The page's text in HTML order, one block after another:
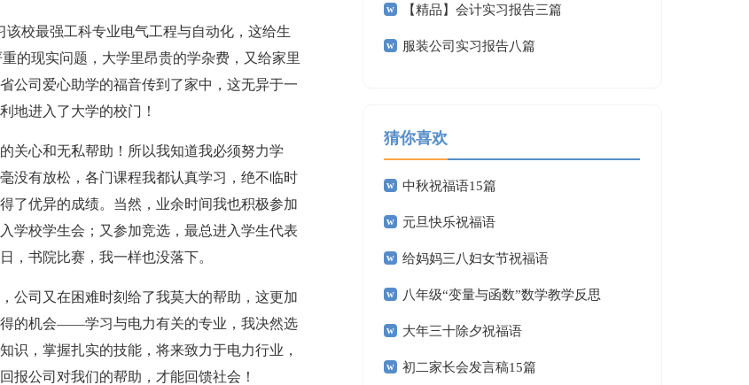
校最强工科专业电气工程与自动化，这给生
的现实问题，大学里昂贵的学杂费，又给家里
公司爱心助学的福音传到了家中，这无异于一
地进入了大学的校门！
关心和无私帮助！所以我知道我必须努力学
没有放松，各门课程我都认真学习，绝不临时
了优异的成绩。当然，业余时间我也积极参加
学校学生会；又参加竞选，最总进入学生代表
，书院比赛，我一样也没落下。
公司又在困难时刻给了我莫大的帮助，这更加
的机会——学习与电力有关的专业，我决然选
识，掌握扎实的技能，将来致力于电力行业，
报公司对我们的帮助，才能回馈社会！
【精品】会计实习报告三篇
服装公司实习报告八篇
猜你喜欢
中秋祝福语15篇
元旦快乐祝福语
给妈妈三八妇女节祝福语
八年级“变量与函数”数学教学反思
大年三十除夕祝福语
初二家长会发言稿15篇